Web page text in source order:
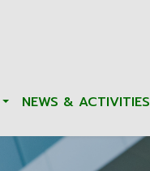
NEWS & ACTIVITIES